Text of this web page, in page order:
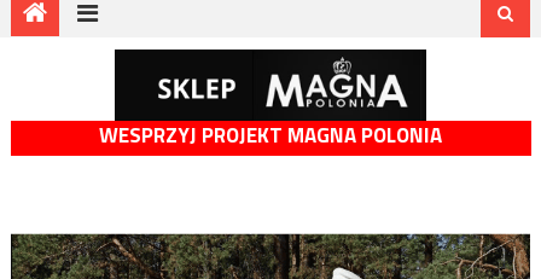
WESPRZYJ PROJEKT MAGNA POLONIA